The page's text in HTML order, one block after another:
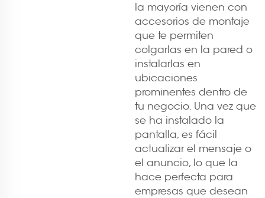
la mayoría vienen con
accesorios de montaje
que te permiten
colgarlas en la pared o
instalarlas en
ubicaciones
prominentes dentro de
tu negocio. Una vez que
se ha instalado la
pantalla, es fácil
actualizar el mensaje o
el anuncio, lo que la
hace perfecta para
empresas que desean